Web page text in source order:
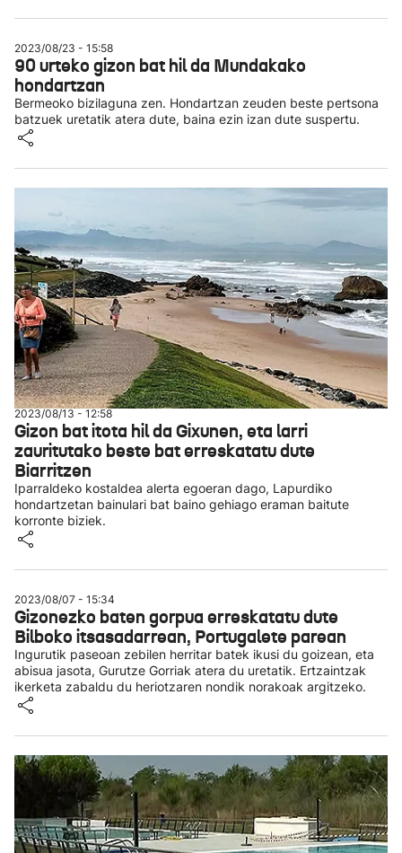
2023/08/23 - 15:58
90 urteko gizon bat hil da Mundakako
hondartzan
Bermeoko bizilaguna zen. Hondartzan zeuden beste pertsona
batzuek uretatik atera dute, baina ezin izan dute suspertu.
2023/08/13 - 12:58
Gizon bat itota hil da Gixunen, eta larri
zauritutako beste bat erreskatatu dute
Biarritzen
Iparraldeko kostaldea alerta egoeran dago, Lapurdiko
hondartzetan bainulari bat baino gehiago eraman baitute
korronte biziek.
2023/08/07 - 15:34
Gizonezko baten gorpua erreskatatu dute
Bilboko itsasadarrean, Portugalete parean
Ingurutik paseoan zebilen herritar batek ikusi du goizean, eta
abisua jasota, Gurutze Gorriak atera du uretatik. Ertzaintzak
ikerketa zabaldu du heriotzaren nondik norakoak argitzeko.